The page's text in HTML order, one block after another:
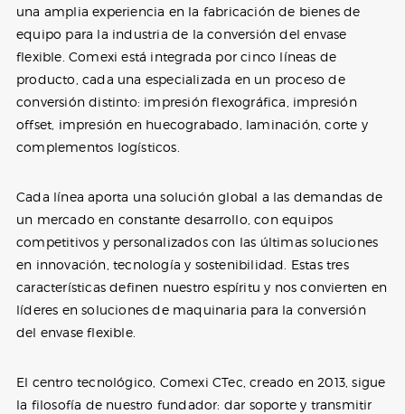
una amplia experiencia en la fabricación de bienes de
equipo para la industria de la conversión del envase
flexible. Comexi está integrada por cinco líneas de
producto, cada una especializada en un proceso de
conversión distinto: impresión flexográfica, impresión
offset, impresión en huecograbado, laminación, corte y
complementos logísticos.
Cada línea aporta una solución global a las demandas de
un mercado en constante desarrollo, con equipos
competitivos y personalizados con las últimas soluciones
en innovación, tecnología y sostenibilidad. Estas tres
características definen nuestro espíritu y nos convierten en
líderes en soluciones de maquinaria para la conversión
del envase flexible.
El centro tecnológico, Comexi CTec, creado en 2013, sigue
la filosofía de nuestro fundador: dar soporte y transmitir